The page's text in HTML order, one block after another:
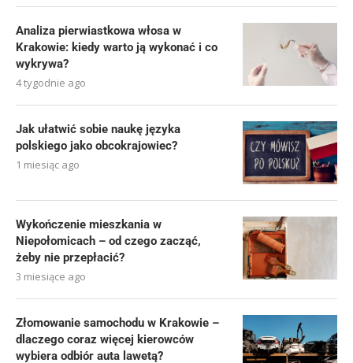
Analiza pierwiastkowa włosa w
Krakowie: kiedy warto ją wykonać i co
wykrywa?
4 tygodnie ago
Jak ułatwić sobie naukę języka
polskiego jako obcokrajowiec?
1 miesiąc ago
Wykończenie mieszkania w
Niepołomicach – od czego zacząć,
żeby nie przepłacić?
3 miesiące ago
Złomowanie samochodu w Krakowie –
dlaczego coraz więcej kierowców
wybiera odbiór auta lawetą?